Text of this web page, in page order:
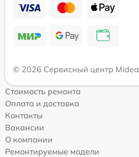
© 2026 Сервисный центр Midea
Стоимость ремонта
Оплата и доставка
Контакты
Вакансии
О компании
Ремонтируемые модели